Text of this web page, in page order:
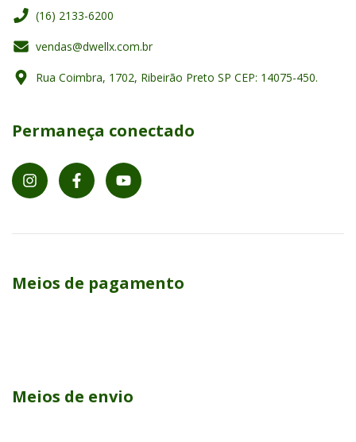
(16) 2133-6200
vendas@dwellx.com.br
Rua Coimbra, 1702, Ribeirão Preto SP CEP: 14075-450.
Permaneça conectado
Meios de pagamento
Meios de envio